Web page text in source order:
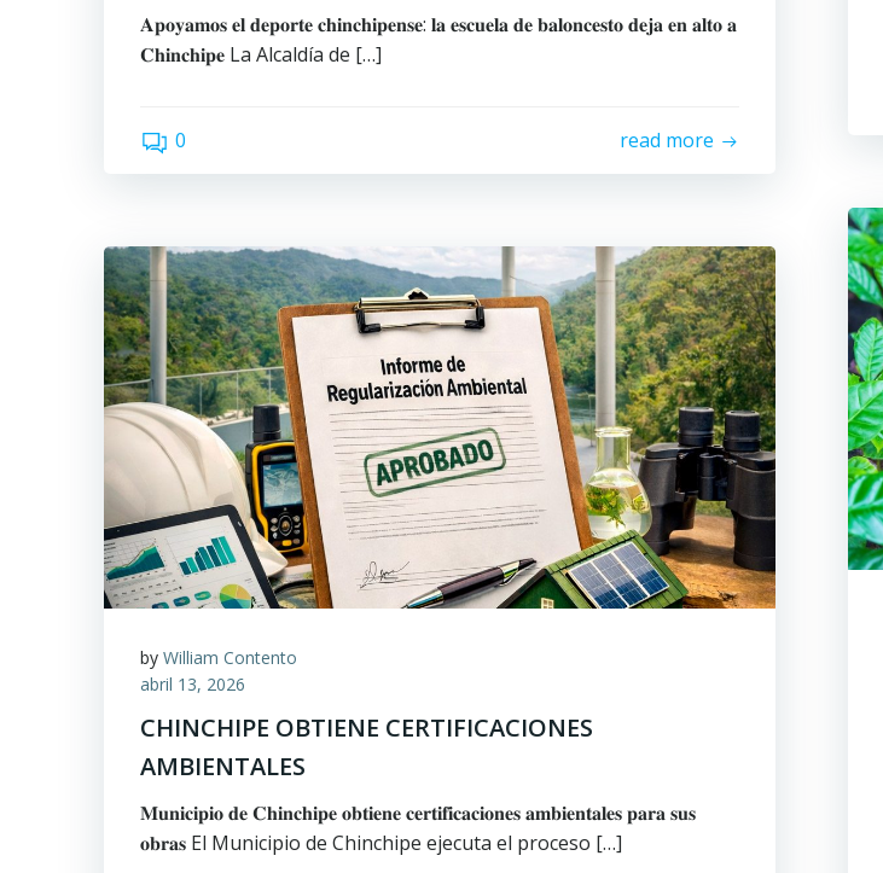
𝐀𝐩𝐨𝐲𝐚𝐦𝐨𝐬 𝐞𝐥 𝐝𝐞𝐩𝐨𝐫𝐭𝐞 𝐜𝐡𝐢𝐧𝐜𝐡𝐢𝐩𝐞𝐧𝐬𝐞: 𝐥𝐚 𝐞𝐬𝐜𝐮𝐞𝐥𝐚 𝐝𝐞 𝐛𝐚𝐥𝐨𝐧𝐜𝐞𝐬𝐭𝐨 𝐝𝐞𝐣𝐚 𝐞𝐧 𝐚𝐥𝐭𝐨 𝐚
𝐂𝐡𝐢𝐧𝐜𝐡𝐢𝐩𝐞 La Alcaldía de […]
0 read more
by William Contento
abril 13, 2026
CHINCHIPE OBTIENE CERTIFICACIONES
AMBIENTALES
𝐌𝐮𝐧𝐢𝐜𝐢𝐩𝐢𝐨 𝐝𝐞 𝐂𝐡𝐢𝐧𝐜𝐡𝐢𝐩𝐞 𝐨𝐛𝐭𝐢𝐞𝐧𝐞 𝐜𝐞𝐫𝐭𝐢𝐟𝐢𝐜𝐚𝐜𝐢𝐨𝐧𝐞𝐬 𝐚𝐦𝐛𝐢𝐞𝐧𝐭𝐚𝐥𝐞𝐬 𝐩𝐚𝐫𝐚 𝐬𝐮𝐬
𝐨𝐛𝐫𝐚𝐬 El Municipio de Chinchipe ejecuta el proceso […]